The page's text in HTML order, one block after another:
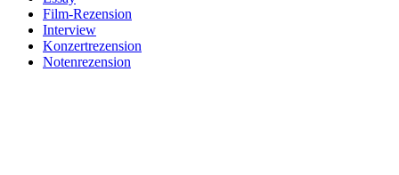
Film-Rezension
Interview
Konzertrezension
Notenrezension